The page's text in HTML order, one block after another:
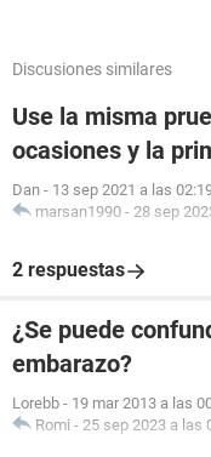
Discusiones similares
Use la misma
ocasiones y la
Dan - 13 sep 2021 a las
marsan1990 - 28 sep
2 respuestas
¿Se puede
embarazo?
Lorebb - 19 mar 2013 a las
Romi - 25 sep 2023 a las